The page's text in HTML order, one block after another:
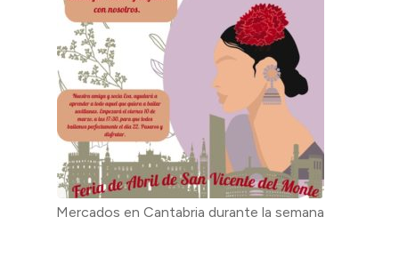
Mercados en Cantabria durante la semana